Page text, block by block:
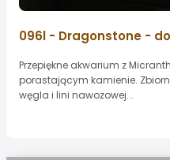
096l - Dragonstone -
Przepiękne akwarium z
porastającym kamienie.
węgla i lini nawozowej...